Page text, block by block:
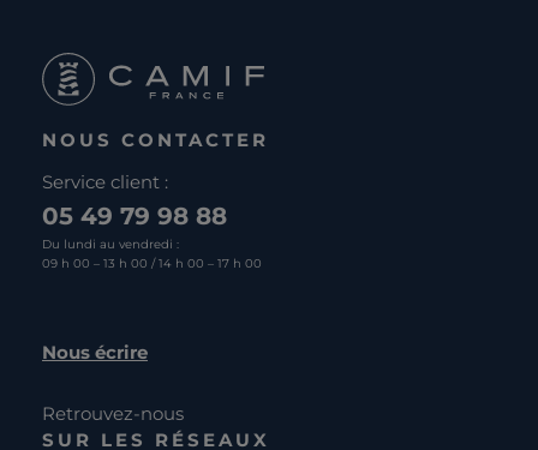
NOUS CONTACTER
Service client :
05 49 79 98 88
Du lundi au vendredi :
09 h 00 – 13 h 00 / 14 h 00 – 17 h 00
Nous écrire
Retrouvez-nous
SUR LES RÉSEAUX